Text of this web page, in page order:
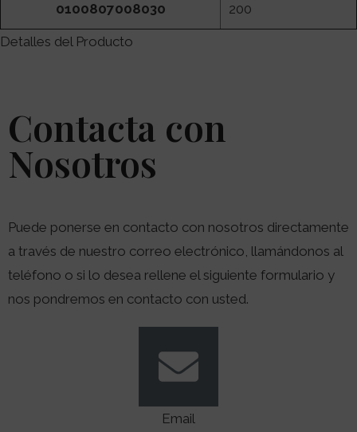
0100807008030 200
Detalles del Producto
Contacta con
Nosotros
Puede ponerse en contacto con nosotros directamente
a través de nuestro correo electrónico, llamándonos al
teléfono o si lo desea rellene el siguiente formulario y
nos pondremos en contacto con usted.
Email